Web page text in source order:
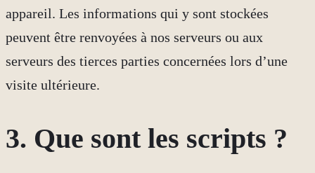
appareil. Les informations qui y sont stockées
peuvent être renvoyées à nos serveurs ou aux
serveurs des tierces parties concernées lors d’une
visite ultérieure.
3. Que sont les scripts ?